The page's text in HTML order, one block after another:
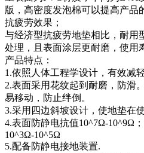
版，高密度发泡棉可以提高产品
抗疲劳效果；
与经济型抗疲劳地垫相比，耐用
处理，且表面涂层更耐磨，使用
产品特点：
1.依照人体工程学设计，有效减
2.表面采用花纹起到耐磨，防滑
易移动，防止绊倒。
3.采用四边斜坡设计，使地垫在
4.表面防静电抗值10^7Ω-10^9Ω
10^3Ω-10^5Ω
5.配备防静电接地装置.